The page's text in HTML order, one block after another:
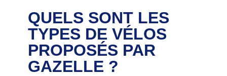
QUELS SONT LES
TYPES DE VÉLOS
PROPOSÉS PAR
GAZELLE ?